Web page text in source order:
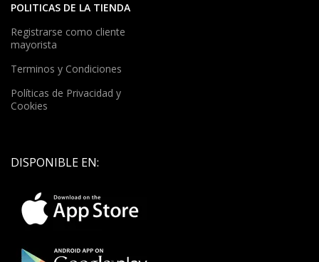
POLITICAS DE LA TIENDA
Registrarse como cliente
mayorista
Terminos y Condiciones
Políticas de Privacidad y
Cookies
DISPONIBLE EN: